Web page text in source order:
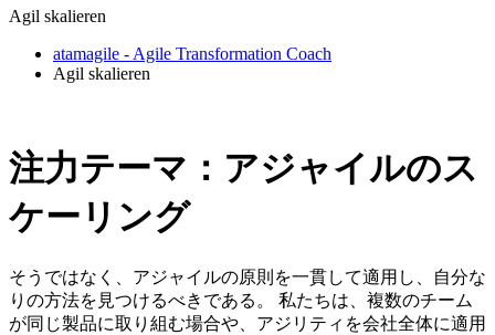
Agil skalieren
atamagile - Agile Transformation Coach
Agil skalieren
注力テーマ：アジャイルのス
ケーリング
そうではなく、アジャイルの原則を一貫して適用し、自分な
りの方法を見つけるべきである。 私たちは、複数のチーム
が同じ製品に取り組む場合や、アジリティを会社全体に適用